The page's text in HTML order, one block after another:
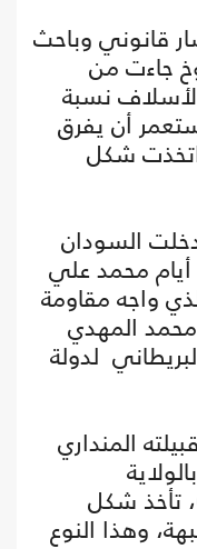
قانوني وباحث
جاءت من
نسبة
أن يفرق
اتخذت شكل
السودان
أيام محمد علي
واجه مقاومة
محمد المهدي
البريطاني لدولة
المنداري
تأخذ شكل
على الجبهة، وهذا النوع